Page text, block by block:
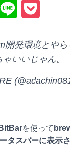
n c
k
e
開発環境とや
いいじゃん。
BitBarを使って
タスバーに表示